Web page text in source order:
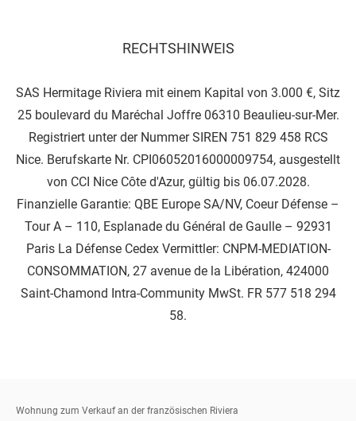
RECHTSHINWEIS
SAS Hermitage Riviera mit einem Kapital von 3.000 €, Sitz
25 boulevard du Maréchal Joffre 06310 Beaulieu-sur-Mer.
Registriert unter der Nummer SIREN 751 829 458 RCS
Nice. Berufskarte Nr. CPI06052016000009754, ausgestellt
von CCI Nice Côte d'Azur, gültig bis 06.07.2028.
Finanzielle Garantie: QBE Europe SA/NV, Coeur Défense –
Tour A – 110, Esplanade du Général de Gaulle – 92931
Paris La Défense Cedex Vermittler: CNPM-MEDIATION-
CONSOMMATION, 27 avenue de la Libération, 424000
Saint-Chamond Intra-Community MwSt. FR 577 518 294
58.
Wohnung zum Verkauf an der französischen Riviera